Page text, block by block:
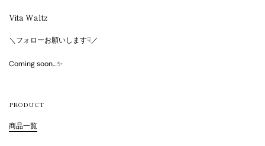
Vita Waltz
＼フォローお願いします☟／
Coming soon…✨
PRODUCT
商品一覧